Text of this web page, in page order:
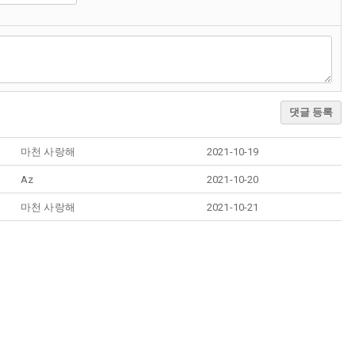
댓글 등록
마천 사랑해 2021-10-19
Az 2021-10-20
마천 사랑해 2021-10-21